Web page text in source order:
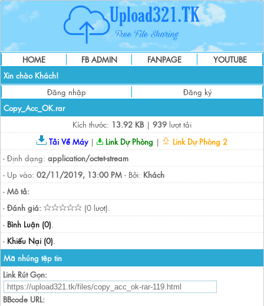
HOME FB ADMIN FANPAGE
YOUTUBE
Xin chào Khách!
Đăng nhập
Đăng ký
Copy_Acc_OK.rar
Kích thước: 13.92 KB| 939 lượt tải
Tải Về Máy| Link Dự Phòng |
Link Dự Phòng 2
- Định dạng: application/octet-stream
- Up vào: 02/11/2019, 13:00 PM - Bởi: Khách
- Mô tả:
- Đánh giá:
(0 lượt).
- Bình Luận (0).
- Khiếu Nại (0).
Mã nhúng tệp tin
Link Rút Gọn:
BBcode URL: